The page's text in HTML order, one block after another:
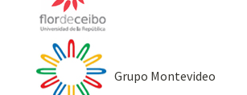
Grupo Montevideo